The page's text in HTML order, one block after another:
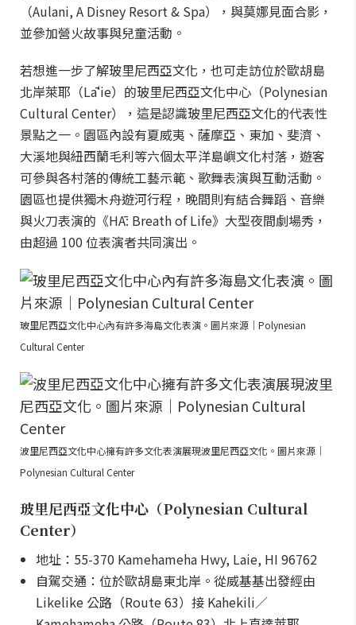
（Aulani, A Disney Resort & Spa），與莫娜見面合影，
並參加營火故事與兒童活動。
若想進一步了解玻里尼西亞文化，也可走訪位於歐胡島
北岸萊耶（Lāʻie）的玻里尼西亞文化中心（Polynesian
Cultural Center），這是認識玻里尼西亞文化的代表性
景點之一。園區內設有夏威夷、薩摩亞、東加、斐濟、
大溪地與紐西蘭毛利等六個太平洋島嶼文化村落，遊客
可參與各村落的傳統工藝示範、歌舞表演與互動活動。
園區也提供獨木舟遊河行程，晚間則有結合舞蹈、音樂
與火刀表演的《HĀ: Breath of Life》大型夜間劇場秀，
由超過 100 位表演者共同演出。
玻里尼西亞文化中心內有許多海島文化表演。圖片來源｜Polynesian
Cultural Center
波里尼西亞文化中心擁有許多文化表演展現波里尼西亞文化。圖片來源｜
Polynesian Cultural Center
玻里尼西亞文化中心（Polynesian Cultural
Center）
地址：55-370 Kamehameha Hwy, Laie, HI 96762
自駕交通：位於歐胡島東北岸。從威基基出發經由
Likelike 公路（Route 63）接 Kahekili／